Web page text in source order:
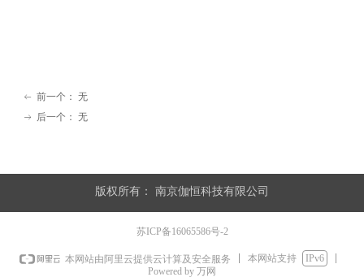
ꂃ 前一个： 无
ꁹ 后一个： 无
版权所有： 南京伽恒科技有限公司
苏ICP备16065586号-2
本网站由阿里云提供云计算及安全服务 本网站支持
IPv6
Powered by 万网